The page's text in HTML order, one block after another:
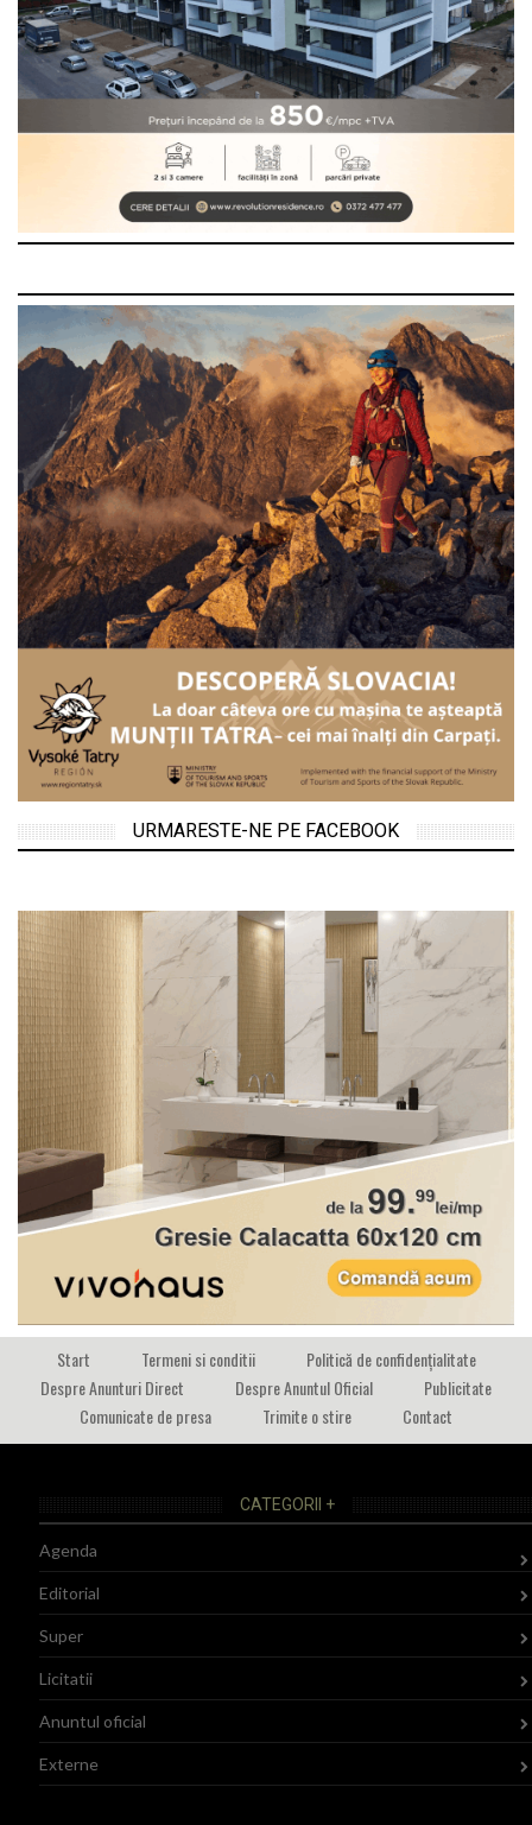
URMARESTE-NE PE FACEBOOK
Start Termeni si conditii
Politică de confidențialitate
Despre Anunturi Direct
Despre Anuntul Oficial
Publicitate
Comunicate de presa
Trimite o stire Contact
CATEGORII +
Agenda
Editorial
Super
Licitatii
Anuntul oficial
Externe